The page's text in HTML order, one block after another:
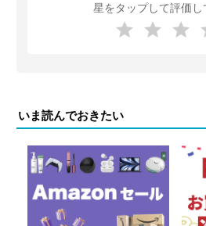
星をタップして評価し
いま読んでおきたい